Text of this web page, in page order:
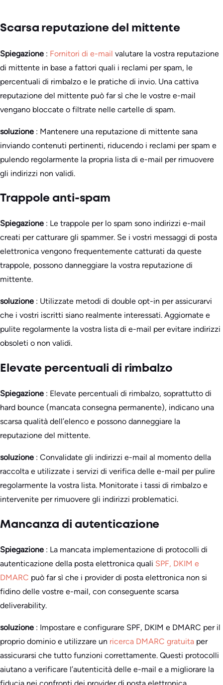
Scarsa reputazione del mittente
Spiegazione : Fornitori di e-mail valutare la vostra reputazione
di mittente in base a fattori quali i reclami per spam, le
percentuali di rimbalzo e le pratiche di invio. Una cattiva
reputazione del mittente può far sì che le vostre e-mail
vengano bloccate o filtrate nelle cartelle di spam.
soluzione : Mantenere una reputazione di mittente sana
inviando contenuti pertinenti, riducendo i reclami per spam e
pulendo regolarmente la propria lista di e-mail per rimuovere
gli indirizzi non validi.
Trappole anti-spam
Spiegazione : Le trappole per lo spam sono indirizzi e-mail
creati per catturare gli spammer. Se i vostri messaggi di posta
elettronica vengono frequentemente catturati da queste
trappole, possono danneggiare la vostra reputazione di
mittente.
soluzione : Utilizzate metodi di double opt-in per assicurarvi
che i vostri iscritti siano realmente interessati. Aggiornate e
pulite regolarmente la vostra lista di e-mail per evitare indirizzi
obsoleti o non validi.
Elevate percentuali di rimbalzo
Spiegazione : Elevate percentuali di rimbalzo, soprattutto di
hard bounce (mancata consegna permanente), indicano una
scarsa qualità dell’elenco e possono danneggiare la
reputazione del mittente.
soluzione : Convalidate gli indirizzi e-mail al momento della
raccolta e utilizzate i servizi di verifica delle e-mail per pulire
regolarmente la vostra lista. Monitorate i tassi di rimbalzo e
intervenite per rimuovere gli indirizzi problematici.
Mancanza di autenticazione
Spiegazione : La mancata implementazione di protocolli di
autenticazione della posta elettronica quali SPF, DKIM e
DMARC può far sì che i provider di posta elettronica non si
fidino delle vostre e-mail, con conseguente scarsa
deliverability.
soluzione : Impostare e configurare SPF, DKIM e DMARC per il
proprio dominio e utilizzare un ricerca DMARC gratuita per
assicurarsi che tutto funzioni correttamente. Questi protocolli
aiutano a verificare l’autenticità delle e-mail e a migliorare la